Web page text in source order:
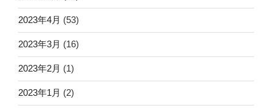
2023年4月 (53)
2023年3月 (16)
2023年2月 (1)
2023年1月 (2)